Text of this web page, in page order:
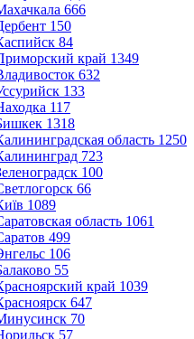
666
150
84
край 1349
632
133
117
1318
область 1250
723
100
66
1089
область 1061
499
106
55
край 1039
647
70
57